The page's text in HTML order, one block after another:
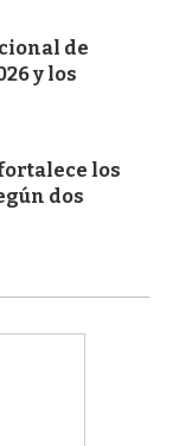
de
y los
los
dos